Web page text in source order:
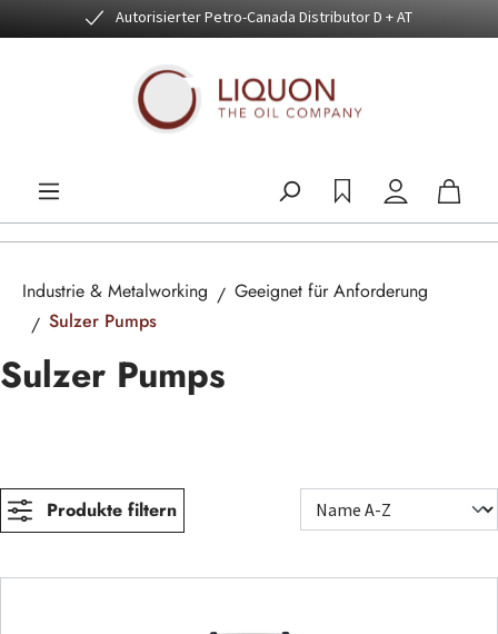
Zum Hauptinhalt springenAutorisierter Petro-Canada Distributor D + AT
Industrie & Metalworking
Geeignet für Anforderung
Sulzer Pumps
Sulzer Pumps
Produkte filtern